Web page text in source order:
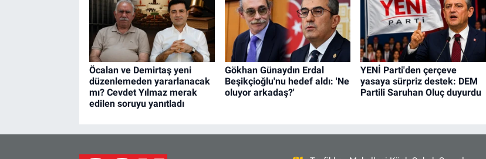
Öcalan ve Demirtaş yeni
düzenlemeden yararlanacak
mı? Cevdet Yılmaz merak
edilen soruyu yanıtladı
Gökhan Günaydın Erdal
Beşikçioğlu'nu hedef aldı: 'Ne
oluyor arkadaş?'
YENİ Parti'den çerçeve
yasaya sürpriz destek: DEM
Partili Saruhan Oluç duyurdu